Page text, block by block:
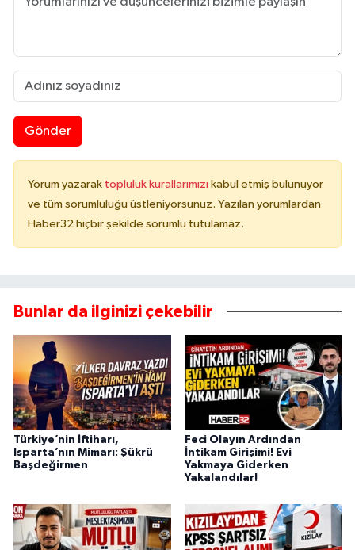
Gönder
Yorum yazarak topluluk kurallarımızı kabul etmiş bulunuyor
ve tüm sorumluluğu üstleniyorsunuz. Yazılan yorumlardan
Haber32 hiçbir şekilde sorumlu tutulamaz.
Bunlar da ilginizi çekebilir
Türkiye’nin İftiharı,
Isparta’nın Mimarı: Şükrü
Başdeğirmen
Feci Olayın Ardından
İntikam Girişimi! Evi
Yakmaya Giderken
Yakalandılar!